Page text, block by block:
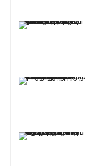
Dàn thí sinh Miss Earth Vietnam 2025 tỏa sáng tại phần thi phụ
Lễ công bố dự án phim ngắn CJ 2025: Thêm cố vấn đồng hành, mở rộng bệ phóng cho thế hệ đạo diễn trẻ
Ngô Thị Trâm Anh đăng quang Hoa hậu Trái Đất Việt Nam 2025